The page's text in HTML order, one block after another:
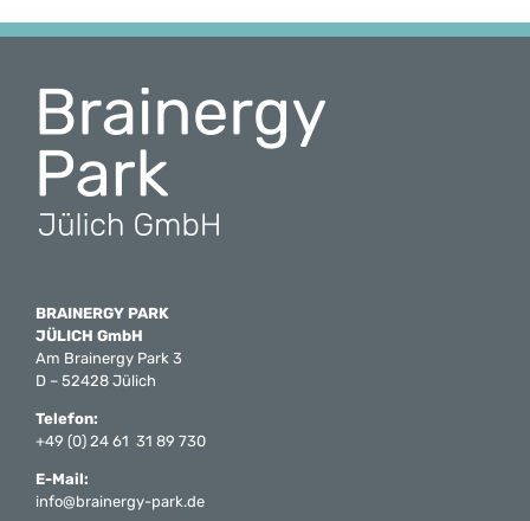
BRAINERGY PARK
JÜLICH GmbH
Am Brainergy Park 3
D – 52428 Jülich
Telefon:
+49 (0) 24 61 31 89 730
E-Mail:
info@brainergy-park.de